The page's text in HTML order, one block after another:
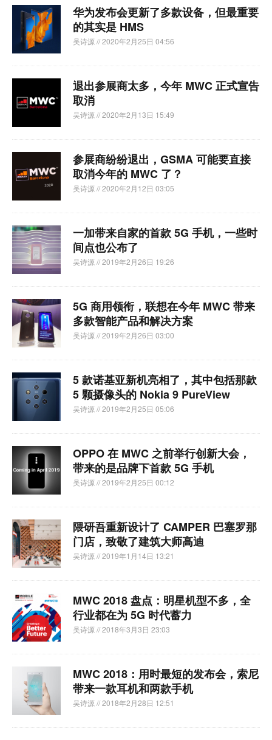
华为发布会更新了多款设备，但最重要
的其实是 HMS
吴诗源 // 2020年2月25日 04:56
退出参展商太多，今年 MWC 正式宣告
取消
吴诗源 // 2020年2月13日 15:49
参展商纷纷退出，GSMA 可能要直接
取消今年的 MWC 了？
吴诗源 // 2020年2月12日 03:05
一加带来自家的首款 5G 手机，一些时
间点也公布了
吴诗源 // 2019年2月26日 19:26
5G 商用领衔，联想在今年 MWC 带来
多款智能产品和解决方案
吴诗源 // 2019年2月26日 03:00
5 款诺基亚新机亮相了，其中包括那款
5 颗摄像头的 Nokia 9 PureView
吴诗源 // 2019年2月25日 05:06
OPPO 在 MWC 之前举行创新大会，
带来的是品牌下首款 5G 手机
吴诗源 // 2019年2月25日 00:12
隈研吾重新设计了 CAMPER 巴塞罗那
门店，致敬了建筑大师高迪
吴诗源 // 2019年1月14日 13:21
MWC 2018 盘点：明星机型不多，全
行业都在为 5G 时代蓄力
吴诗源 // 2018年3月3日 23:03
MWC 2018：用时最短的发布会，索尼
带来一款耳机和两款手机
吴诗源 // 2018年2月28日 12:51